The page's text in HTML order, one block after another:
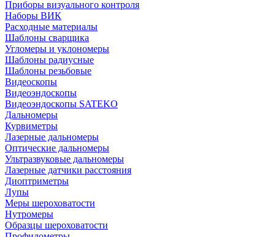
Приборы визуального контроля
Наборы ВИК
Расходные материалы
Шаблоны сварщика
Угломеры и уклономеры
Шаблоны радиусные
Шаблоны резьбовые
Видеоскопы
Видеоэндоскопы
Видеоэндоскопы SATEKO
Дальномеры
Курвиметры
Лазерные дальномеры
Оптические дальномеры
Ультразвуковые дальномеры
Лазерные датчики расстояния
Диоптриметры
Лупы
Меры шероховатости
Нутромеры
Образцы шероховатости